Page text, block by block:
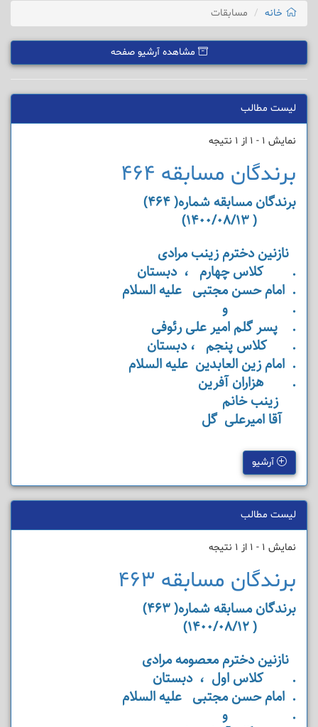
خانه مسابقات
مشاهده آرشیو صفحه
لیست مطالب
نمایش 1 - 1 از 1 نتیجه
برندگان مسابقه 464
برندگان مسابقه شماره( 464)
( 1400/08/13)
نازنین دخترم زینب مرادی
. کلاس چهارم ، دبستان
. امام حسن مجتبی علیه السلام
. و
. پسر گلم امیر علی رئوفی
. کلاس پنجم ، دبستان
. امام زین العابدین علیه السلام
. هزاران آفرین
زینب خانم
آقا امیرعلی گل
آرشیو
لیست مطالب
نمایش 1 - 1 از 1 نتیجه
برندگان مسابقه 463
برندگان مسابقه شماره( 463)
( 1400/08/12)
نازنین دخترم معصومه مرادی
. کلاس اول ، دبستان
. امام حسن مجتبی علیه السلام
. و